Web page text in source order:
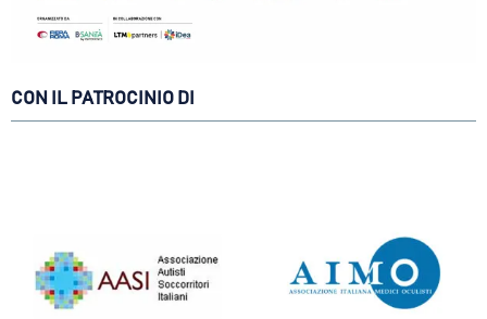
CON IL PATROCINIO DI